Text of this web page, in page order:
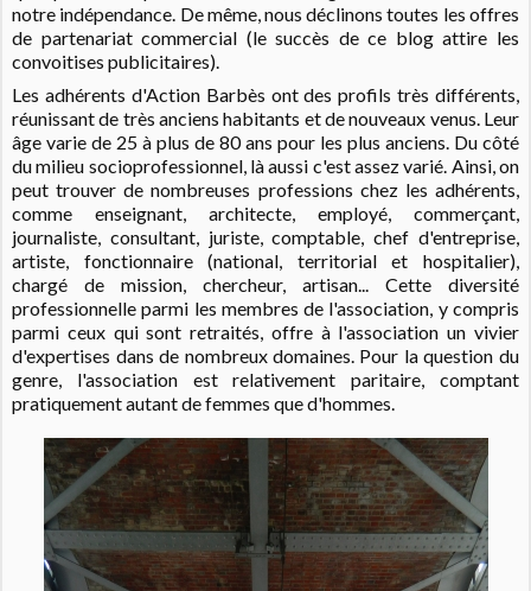
notre indépendance. De même, nous déclinons toutes les offres
de partenariat commercial (le succès de ce blog attire les
convoitises publicitaires).
Les adhérents d'Action Barbès ont des profils très différents,
réunissant de très anciens habitants et de nouveaux venus. Leur
âge varie de 25 à plus de 80 ans pour les plus anciens. Du côté
du milieu socioprofessionnel, là aussi c'est assez varié. Ainsi, on
peut trouver de nombreuses professions chez les adhérents,
comme enseignant, architecte, employé, commerçant,
journaliste, consultant, juriste, comptable, chef d'entreprise,
artiste, fonctionnaire (national, territorial et hospitalier),
chargé de mission, chercheur, artisan... Cette diversité
professionnelle parmi les membres de l'association, y compris
parmi ceux qui sont retraités, offre à l'association un vivier
d'expertises dans de nombreux domaines. Pour la question du
genre, l'association est relativement paritaire, comptant
pratiquement autant de femmes que d'hommes.